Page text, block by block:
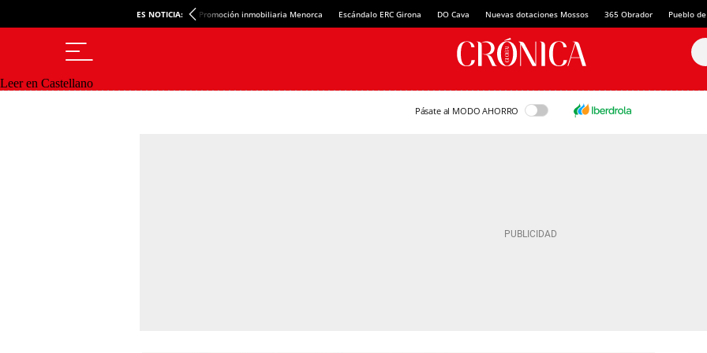
ES NOTICIA: Promoción inmobiliaria Menorca Escándalo ERC Girona DO Cava Nuevas dotaciones Mossos 365 Obrador Pueblo
Leer en Castellano
Pásate al MODO AHORRO